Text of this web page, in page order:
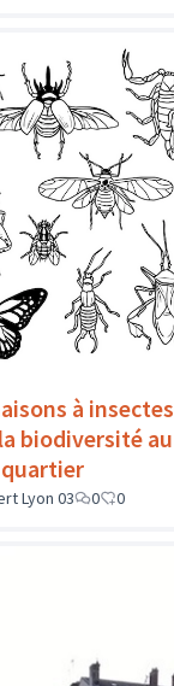
à insectes
biodiversité au
Lyon 03 0 0